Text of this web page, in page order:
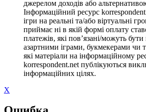
джерелом доходів або
Інформаційний ресурс
ігри на реальні та/або віртуальні
приймає ні в якій формі оплату
платежів, які пов’язані/можуть бути
азартними іграми, букмекерами чи
які матеріали на інформаційному
korrespondent.net публікуються
інформаційних цілях.
X